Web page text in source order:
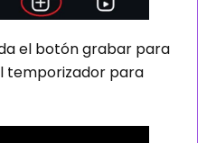
el botón grabar para
temporizador para